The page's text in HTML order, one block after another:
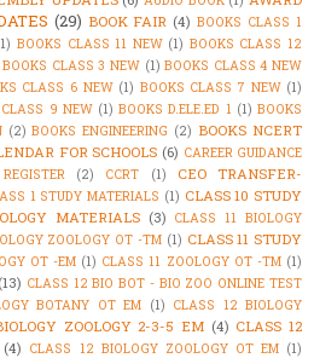
(29) BOOK FAIR (4) BOOKS CLASS 1
BOOKS CLASS 11 NEW (1) BOOKS CLASS 12
BOOKS CLASS 3 NEW (1) BOOKS CLASS 4 NEW
CLASS 6 NEW (1) BOOKS CLASS 7 NEW (1)
9 NEW (1) BOOKS D.ELE.ED 1 (1) BOOKS
(2) BOOKS ENGINEERING (2) BOOKS NCERT
FOR SCHOOLS (6) CAREER GUIDANCE
(2) CCRT (1)
CEO TRANSFER-
1 STUDY MATERIALS (1) CLASS 10 STUDY
MATERIALS (3) CLASS 11 BIOLOGY
ZOOLOGY OT -TM (1) CLASS 11 STUDY
OT -EM (1) CLASS 11 ZOOLOGY OT -TM (1)
(13) CLASS 12 BIO BOT - BIO ZOO ONLINE TEST
BOTANY OT EM (1) CLASS 12 BIOLOGY
ZOOLOGY 2-3-5 EM (4) CLASS 12
(4) CLASS 12 BIOLOGY ZOOLOGY OT EM (1)